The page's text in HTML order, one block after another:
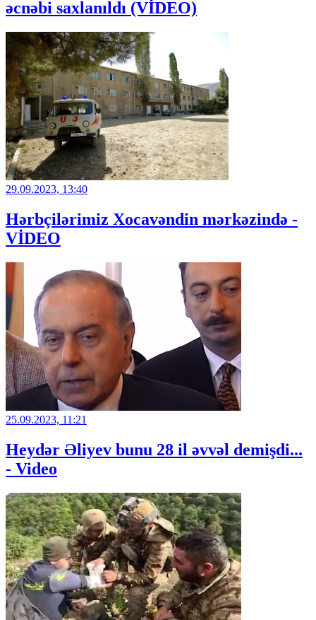
əcnəbi saxlanıldı (VİDEO)
29.09.2023, 13:40
Hərbçilərimiz Xocavəndin mərkəzində -
VİDEO
25.09.2023, 11:21
Heydər Əliyev bunu 28 il əvvəl demişdi...
- Video